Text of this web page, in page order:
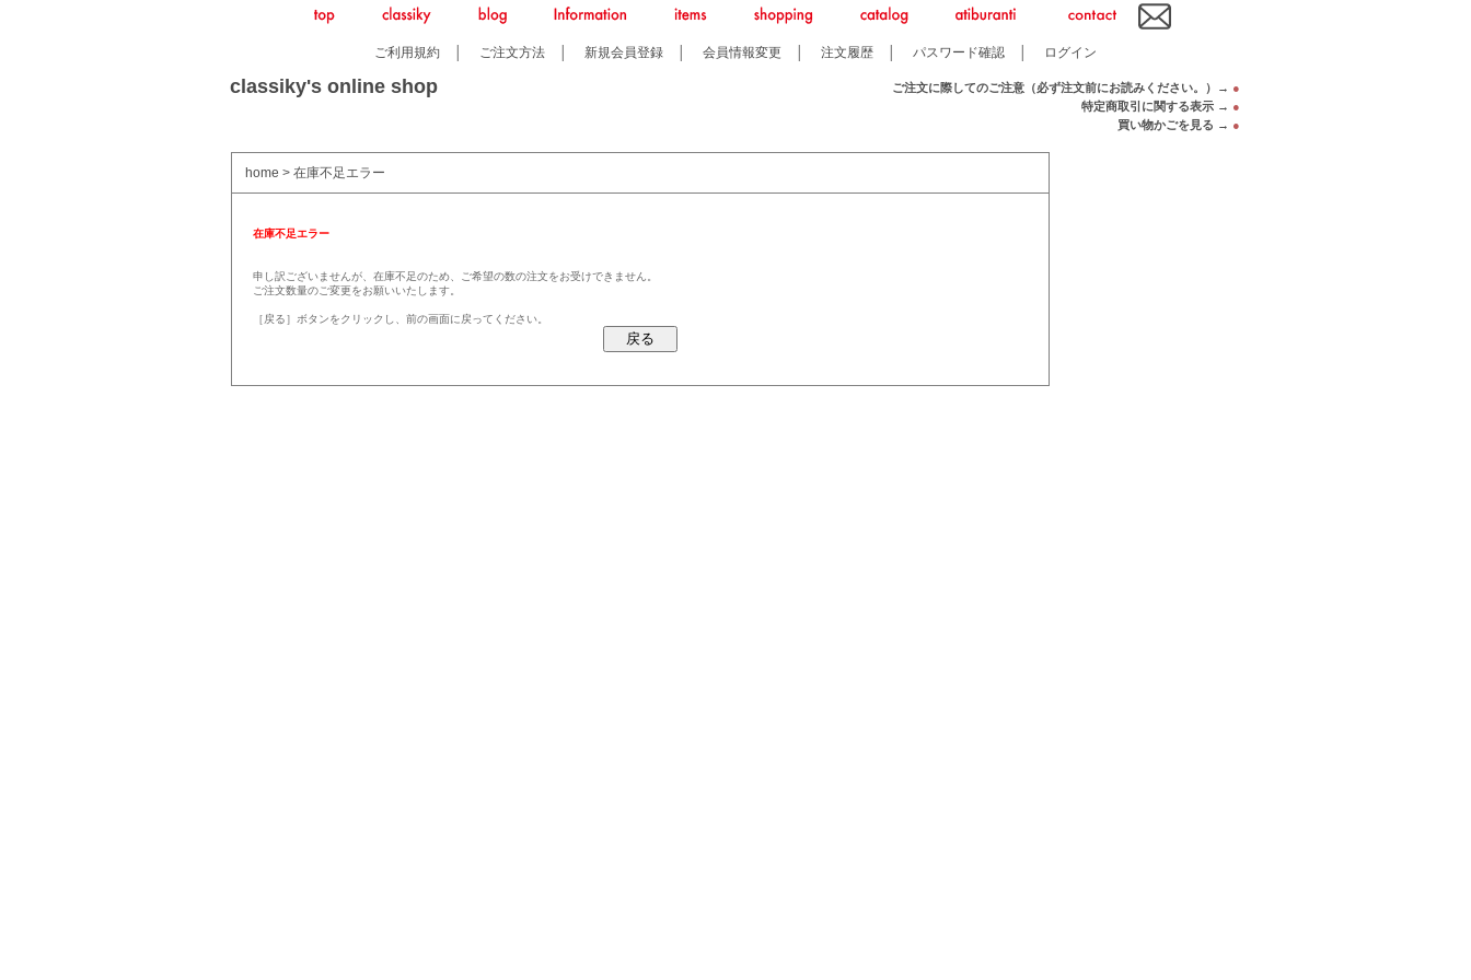
ご利用規約 ご注文方法 新規会員登録 会員情報変更 注文履歴 パスワード確認 ログイン
classiky's online shop ご注文に際してのご注意（必ず注文前にお読みください。）→ ●
特定商取引に関する表示 → ●
買い物かごを見る → ●
home > 在庫不足エラー
在庫不足エラー
申し訳ございませんが、在庫不足のため、ご希望の数の注文をお受けできません。
ご注文数量のご変更をお願いいたします。
［戻る］ボタンをクリックし、前の画面に戻ってください。